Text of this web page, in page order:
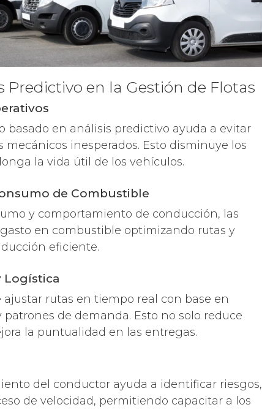
Predictivo en la Gestión de Flotas
en análisis predictivo ayuda a evitar
mecánicos inesperados. Esto disminuye los
la vida útil de los vehículos.
de Combustible
y comportamiento de conducción, las
en combustible optimizando rutas y
eficiente.
Logística
rutas en tiempo real con base en
de demanda. Esto no solo reduce
la puntualidad en las entregas.
del conductor ayuda a identificar riesgos,
de velocidad, permitiendo capacitar a los